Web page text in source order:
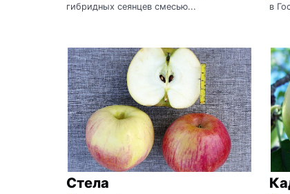
гибридных сеянцев смесью...
в
Стела